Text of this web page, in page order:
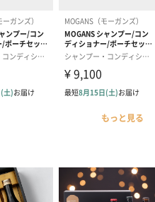
もっと見る